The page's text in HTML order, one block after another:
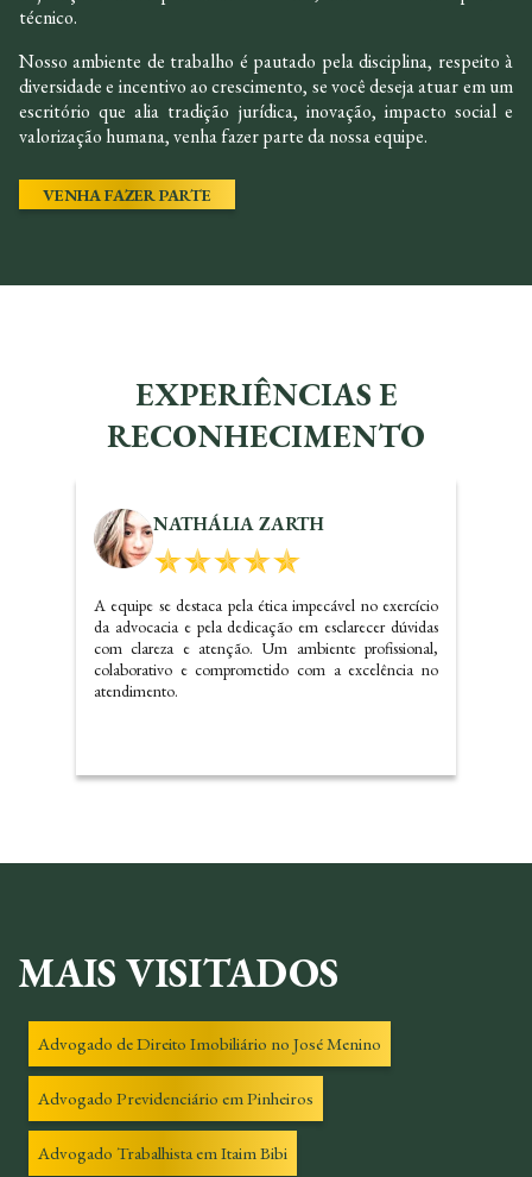
técnico.
Nosso ambiente de trabalho é pautado pela disciplina, respeito à
diversidade e incentivo ao crescimento, se você deseja atuar em um
escritório que alia tradição jurídica, inovação, impacto social e
valorização humana, venha fazer parte da nossa equipe.
VENHA FAZER PARTE
EXPERIÊNCIAS E
RECONHECIMENTO
KALINE SANTOS
Dr. Carlos realizou um ótimo trabalho referente a
questões imobiliárias, com certeza irei indicar o
escritório e precisando voltarei a contatar os serviços do
mesmo.
MAIS VISITADOS
Advogado de Direito Imobiliário no José Menino
Advogado Previdenciário em Pinheiros
Advogado Trabalhista em Itaim Bibi